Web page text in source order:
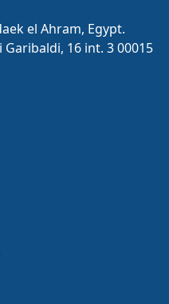
el Ahram, Egypt.
Garibaldi, 16 int. 3 00015